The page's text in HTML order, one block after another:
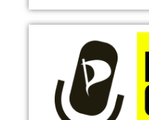
V
R
S
T
A
N